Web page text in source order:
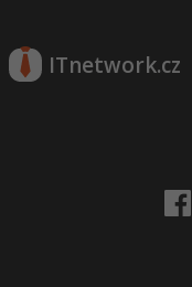
ITnetwork.cz